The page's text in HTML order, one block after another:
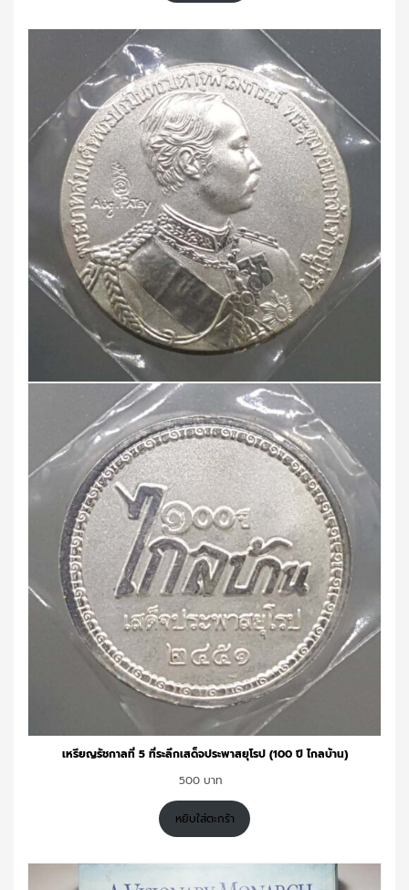
เหรียญรัชกาลที่ 5 ที่ระลึกเสด็จประพาสยุโรป (100 ปี ไกลบ้าน)
500
หยิบใส่ตะกร้า